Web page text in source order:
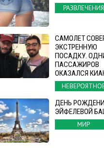
РАЗВЛЕЧЕНИЯ
САМОЛЕТ
ЭКСТРЕННУЮ
ПОСАДКУ.
ПАССАЖИРОВ
ОКАЗАЛСЯ
ДЕНЬ
ЭЙФЕЛЕВОЙ
МИР